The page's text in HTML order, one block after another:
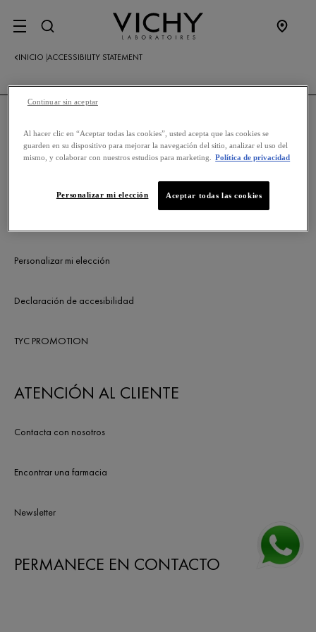
SITE MENU
INICIO ACCESSIBILITY STATEMENT
NUESTRA POLÍTICA
Personalizar mi elección
Declaración de accesibilidad
TYC PROMOTION
ATENCIÓN AL CLIENTE
Contacta con nosotros
Encontrar una farmacia
Newsletter
PERMANECE EN CONTACTO
Al hacer clic en “Aceptar todas las cookies”, usted acepta que las cookies se
guarden en su dispositivo para mejorar la navegación del sitio, analizar el uso del
mismo, y colaborar con nuestros estudios para marketing.
Política de privacidad
Aceptar todas las cookies
Personalizar mi elección
Continuar sin aceptar